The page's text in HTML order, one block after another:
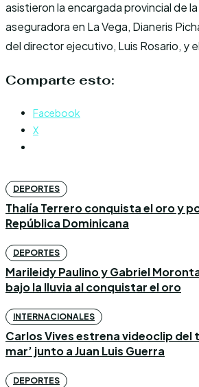
asistieron la encargada provincial de
aseguradora en La Vega, Dianeris
del director ejecutivo, Luis Rosario, y
Comparte esto:
Facebook
X
DEPORTES
Thalía Terrero conquista el oro y
República Dominicana
DEPORTES
Marileidy Paulino y Gabriel
bajo la lluvia al conquistar el oro
INTERNACIONALES
Carlos Vives estrena videoclip del
mar’ junto a Juan Luis Guerra
DEPORTES